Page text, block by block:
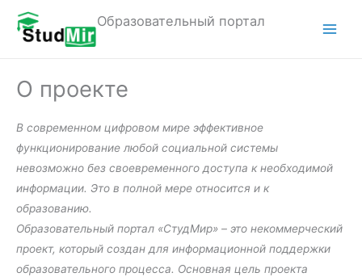
Перейти
содержимому
Образовательный портал
M
n
u
О проекте
В современном цифровом мире эффективное
функционирование любой социальной системы
невозможно без своевременного доступа к необходимой
информации. Это в полной мере относится и к
образованию.
Образовательный портал «СтудМир» – это некоммерческий
проект, который создан для информационной поддержки
образовательного процесса. Основная цель проекта